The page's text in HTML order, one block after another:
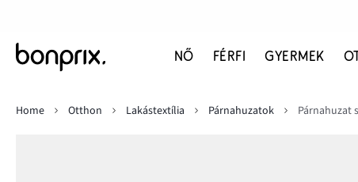
NŐ FÉRFI GYERMEK
Home
Otthon Lakástextília Párnahuzatok Párnahuzat